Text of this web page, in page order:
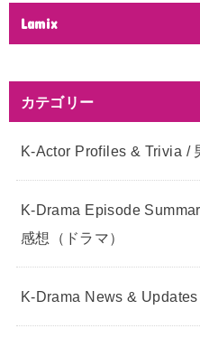
Lamix
カテゴリー
K-Actor Profiles & Trivia /
K-Drama Episode
感想（ドラマ）
K-Drama News & Updates